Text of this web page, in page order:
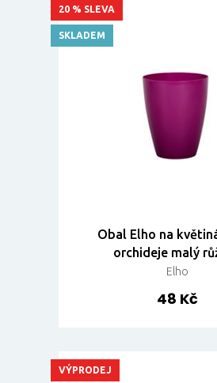
Obal Elho na
orchideje malý
Elho
48 Kč
20 % SLEVA
SKLADEM
VÝPRODEJ